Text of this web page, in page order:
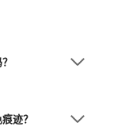
迹？